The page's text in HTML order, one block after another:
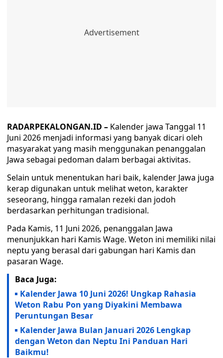
RADARPEKALONGAN.ID – Kalender jawa Tanggal 11
Juni 2026 menjadi informasi yang banyak dicari oleh
masyarakat yang masih menggunakan penanggalan
Jawa sebagai pedoman dalam berbagai aktivitas.
Selain untuk menentukan hari baik, kalender Jawa juga
kerap digunakan untuk melihat weton, karakter
seseorang, hingga ramalan rezeki dan jodoh
berdasarkan perhitungan tradisional.
Pada Kamis, 11 Juni 2026, penanggalan Jawa
menunjukkan hari Kamis Wage. Weton ini memiliki nilai
neptu yang berasal dari gabungan hari Kamis dan
pasaran Wage.
Baca Juga:
Kalender Jawa 10 Juni 2026! Ungkap Rahasia
Weton Rabu Pon yang Diyakini Membawa
Peruntungan Besar
Kalender Jawa Bulan Januari 2026 Lengkap
dengan Weton dan Neptu Ini Panduan Hari
Baikmu!